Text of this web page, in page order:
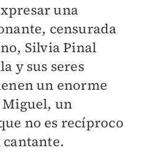
una
censurada
Silvia Pinal
y sus seres
un enorme
un
no es recíproco